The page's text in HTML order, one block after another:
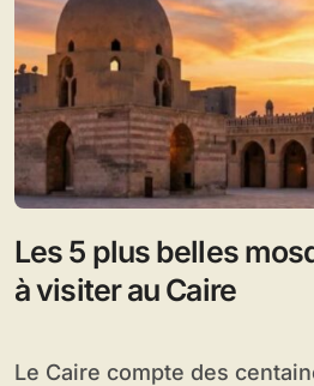
Les 5 plus belles
à visiter au Caire
Le Caire compte des centaines de mosquées.